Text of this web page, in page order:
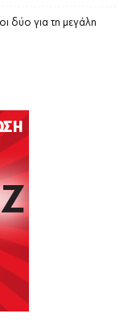
δύο για τη μεγάλη